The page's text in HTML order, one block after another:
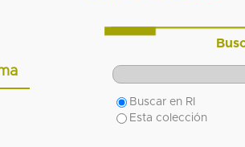
Buscar en RI
Esta colección